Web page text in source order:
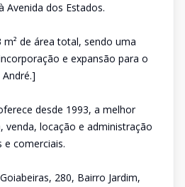
Avenida dos Estados.
de área total, sendo uma
e expansão para o
desde 1993, a melhor
venda, locação e administração
e comerciais.
280, Bairro Jardim,